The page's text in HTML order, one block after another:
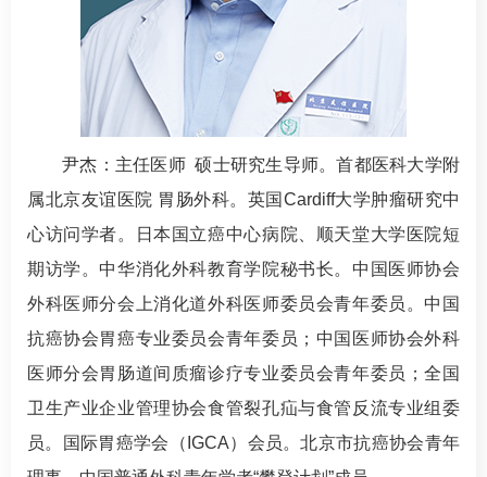
尹杰 ：主任医师 硕士研究生导师。首都医科大学附
属北京友谊医院 胃肠外科。英国Cardiff大学肿瘤研究中
心访问学者。日本国立癌中心病院、顺天堂大学医院短
期访学。中华消化外科教育学院秘书长。中国医师协会
外科医师分会上消化道外科医师委员会青年委员。中国
抗癌协会胃癌专业委员会青年委员；中国医师协会外科
医师分会胃肠道间质瘤诊疗专业委员会青年委员；全国
卫生产业企业管理协会食管裂孔疝与食管反流专业组委
员。国际胃癌学会（IGCA）会员。北京市抗癌协会青年